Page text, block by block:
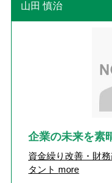
山田 慎治
企業の未来を素
資金繰り改善・財
タント more